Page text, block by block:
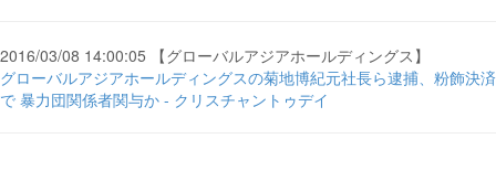
2016/03/08 14:00:05 【グローバルアジアホールディングス】
グローバルアジアホールディングスの菊地博紀元社長ら逮捕、粉飾決済
で 暴力団関係者関与か - クリスチャントゥデイ